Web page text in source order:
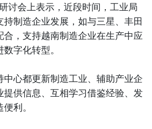
讨会上表示，近段时间，工业局
制造企业发展，如与三星、丰田
合，支持越南制造企业在生产中应
字化转型。
中心都更新制造工业、辅助产业企
提供信息、互相学习借鉴经验、发
利。